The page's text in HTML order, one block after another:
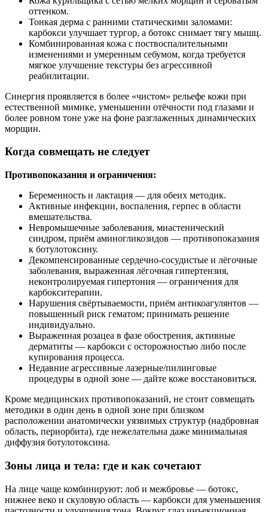
оттенком.
Тонкая дерма с ранними статическими заломами:
карбокси улучшает тургор, а ботокс снимает тягу мышц.
Комбинированная кожа с поствоспалительными
изменениями и умеренным себумом, когда требуется
мягкое улучшение текстуры без агрессивной
реабилитации.
Синергия проявляется в более «чистом» рельефе кожи при
естественной мимике, уменьшении отёчности под глазами и
более ровном тоне уже на фоне разглаженных динамических
морщин.
Когда совмещать не следует
Противопоказания и ограничения:
Беременность и лактация — для обеих методик.
Активные инфекции, воспаления, герпес в области
вмешательства.
Невромышечные заболевания, миастенический
синдром, приём аминогликозидов — противопоказания
к ботулотоксину.
Декомпенсированные сердечно‑сосудистые и лёгочные
заболевания, выраженная лёгочная гипертензия,
неконтролируемая гипертония — ограничения для
карбокситерапии.
Нарушения свёртываемости, приём антикоагулянтов —
повышенный риск гематом; принимать решение
индивидуально.
Выраженная розацеа в фазе обострения, активные
дерматиты — карбокси с осторожностью либо после
купирования процесса.
Недавние агрессивные лазерные/пилинговые
процедуры в одной зоне — дайте коже восстановиться.
Кроме медицинских противопоказаний, не стоит совмещать
методики в один день в одной зоне при близком
расположении анатомически уязвимых структур (надбровная
область, периорбита), где нежелательна даже минимальная
диффузия ботулотоксина.
Зоны лица и тела: где и как сочетают
На лице чаще комбинируют: лоб и межбровье — ботокс,
нижнее веко и скуловую область — карбокси для уменьшения